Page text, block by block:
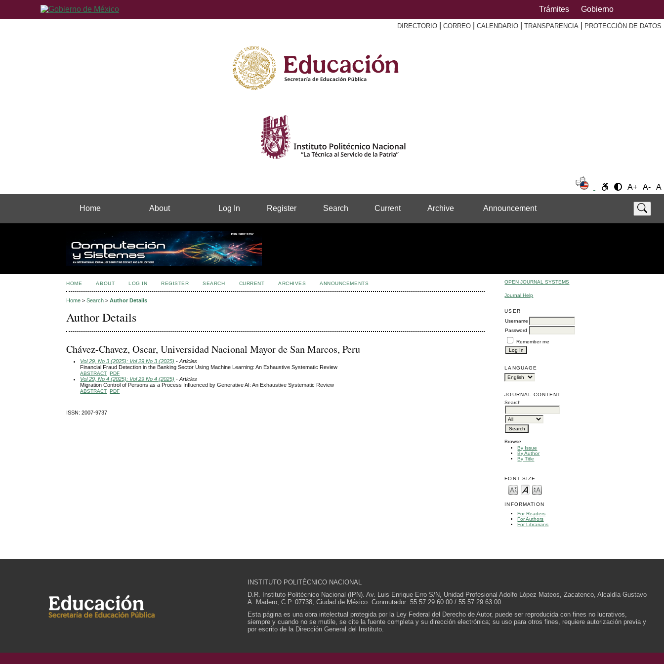
Trámites Gobierno
DIRECTORIO CORREO CALENDARIO TRANSPARENCIA PROTECCIÓN DE DATOS
A+ A- A
Home About Log In Register Search Current Archive Announcement
OPEN JOURNAL SYSTEMS
Journal Help
USER
Username
Password
Remember me
LANGUAGE
JOURNAL CONTENT
Search
Browse
By Issue
By Author
By Title
FONT SIZE
INFORMATION
For Readers
For Authors
For Librarians
HOME ABOUT LOG IN REGISTER SEARCH CURRENT ARCHIVES ANNOUNCEMENTS
Home >Search >Author Details
Author Details
Chávez-Chavez, Oscar, Universidad Nacional Mayor de San Marcos, Peru
Vol 29, No 3 (2025): Vol 29 No 3 (2025) - Articles
Financial Fraud Detection in the Banking Sector Using Machine Learning: An Exhaustive Systematic Review
ABSTRACT PDF
Vol 29, No 4 (2025): Vol 29 No 4 (2025) - Articles
Migration Control of Persons as a Process Influenced by Generative AI: An Exhaustive Systematic Review
ABSTRACT PDF
ISSN: 2007-9737
INSTITUTO POLITÉCNICO NACIONAL
D.R. Instituto Politécnico Nacional (IPN). Av. Luis Enrique Erro S/N, Unidad Profesional Adolfo López Mateos, Zacatenco, Alcaldía Gustavo
A. Madero, C.P. 07738, Ciudad de México. Conmutador: 55 57 29 60 00 / 55 57 29 63 00.
Esta página es una obra intelectual protegida por la Ley Federal del Derecho de Autor, puede ser reproducida con fines no lucrativos,
siempre y cuando no se mutile, se cite la fuente completa y su dirección electrónica; su uso para otros fines, requiere autorización previa y
por escrito de la Dirección General del Instituto.